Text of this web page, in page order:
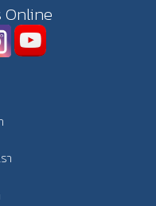
Online
า